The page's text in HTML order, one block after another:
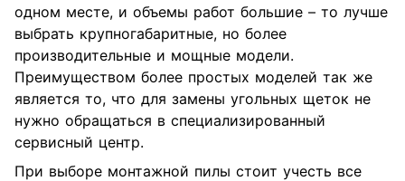
одном месте, и объемы работ большие – то лучше
выбрать крупногабаритные, но более
производительные и мощные модели.
Преимуществом более простых моделей так же
является то, что для замены угольных щеток не
нужно обращаться в специализированный
сервисный центр.
При выборе монтажной пилы стоит учесть все